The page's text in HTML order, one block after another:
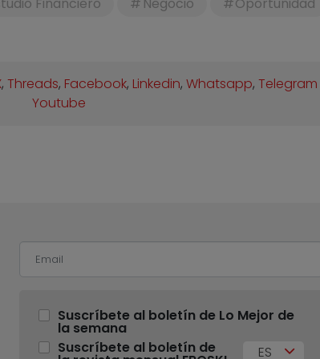
Financiero Negocio
Oportunidad
,Threads, Facebook, Linkedin,Whatsapp,Telegram
Youtube
Suscríbete al boletín de Lo Mejor de
la semana
Suscríbete al boletín de
ES